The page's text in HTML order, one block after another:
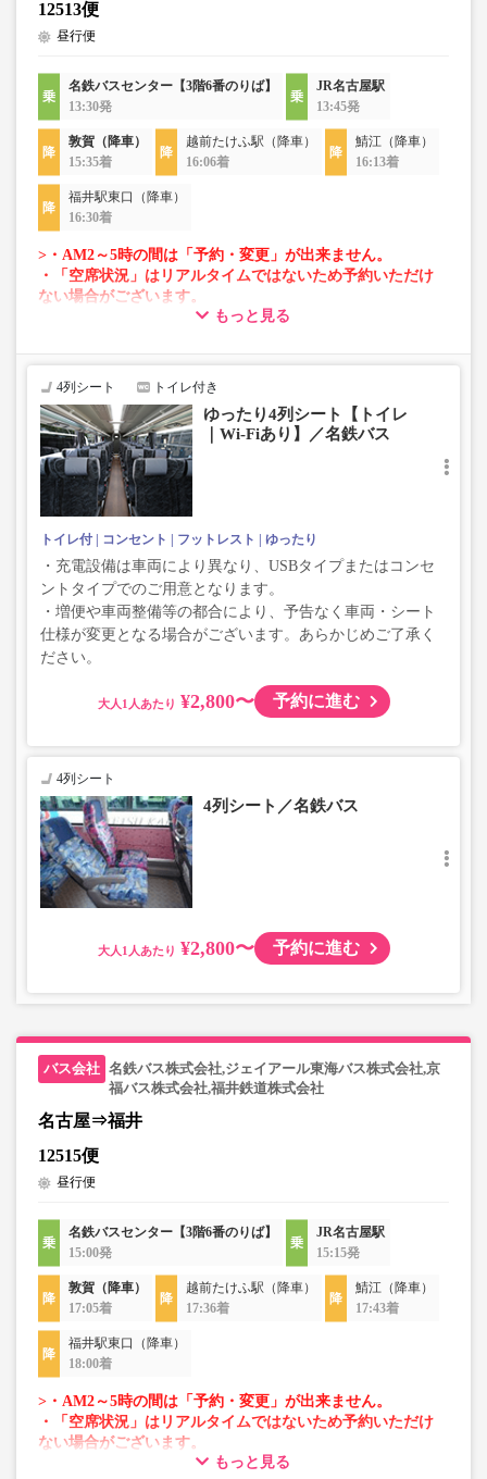
12513便
昼行便
名鉄バスセンター【3階6番のりば】
13:30発
JR名古屋駅
13:45発
敦賀（降車）
15:35着
越前たけふ駅（降車）
16:06着
鯖江（降車）
16:13着
福井駅東口（降車）
16:30着
>・AM2～5時の間は「予約・変更」が出来ません。
・「空席状況」はリアルタイムではないため予約いただけ
ない場合がございます。
・車両は予告なく変更となる場合がございます。これに伴
で、あらかじめご了承ください。
もっと見る
4列シート トイレ付き
ゆったり4列シート【トイレ
｜Wi-Fiあり】／名鉄バス
トイレ付 コンセント フットレスト ゆったり
・充電設備は車両により異なり、USBタイプまたはコンセ
ントタイプでのご用意となります。
・増便や車両整備等の都合により、予告なく車両・シート
仕様が変更となる場合がございます。あらかじめご了承く
ださい。
大人 ¥2,800〜 予約に進む
4列シート
4列シート／名鉄バス
大人 ¥2,800〜 予約に進む
名鉄バス株式会社,ジェイアール東海バス株式会社,京
福バス株式会社,福井鉄道株式会社
名古屋⇒福井
12515便
昼行便
名鉄バスセンター【3階6番のりば】
15:00発
JR名古屋駅
15:15発
敦賀（降車）
17:05着
越前たけふ駅（降車）
17:36着
鯖江（降車）
17:43着
福井駅東口（降車）
18:00着
>・AM2～5時の間は「予約・変更」が出来ません。
・「空席状況」はリアルタイムではないため予約いただけ
ない場合がございます。
・車両は予告なく変更となる場合がございます。これに伴
もっと見る